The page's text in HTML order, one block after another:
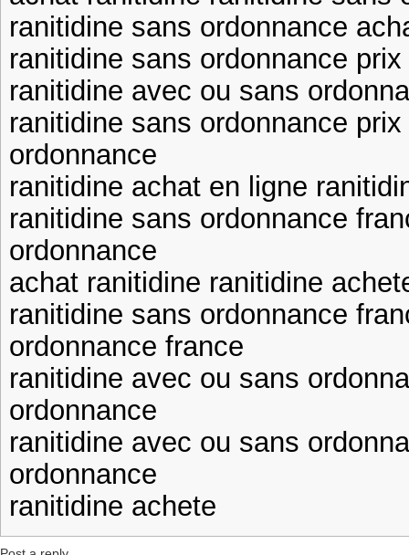
ranitidine sans ordonnance
ranitidine sans ordonnance
ranitidine avec ou sans
ranitidine sans ordonnance
ordonnance
ranitidine achat en ligne
ranitidine sans ordonnance
ordonnance
achat ranitidine ranitidine
ranitidine sans ordonnance
ordonnance france
ranitidine avec ou sans
ordonnance
ranitidine avec ou sans
ordonnance
ranitidine achete